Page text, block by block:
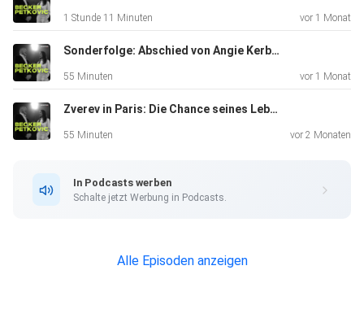
Ballwechsel von Andrea und Boris genießen
1 Stunde 11 Minuten vor 1 Monat
Sonderfolge: Abschied von Angie Kerber
55 Minuten vor 1 Monat
Zverev in Paris: Die Chance seines Lebens
55 Minuten vor 2 Monaten
In Podcasts werben
Schalte jetzt Werbung in Podcasts.
Alle Episoden anzeigen